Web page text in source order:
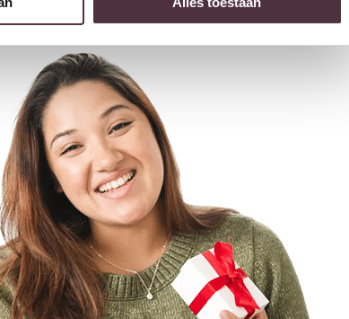
Inschrijven